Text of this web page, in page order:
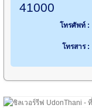
41000
โทรศัพท์ :
โทรสาร :